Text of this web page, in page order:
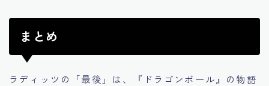
まとめ
ラディッツの「最後」は、『ドラゴンボール』の物語